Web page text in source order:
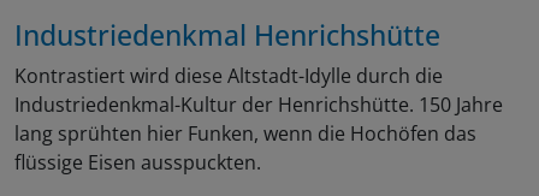
Industriedenkmal Henrichshütte
Kontrastiert wird diese Altstadt-Idylle durch die
Industriedenkmal-Kultur der Henrichshütte. 150 Jahre
lang sprühten hier Funken, wenn die Hochöfen das
flüssige Eisen ausspuckten.